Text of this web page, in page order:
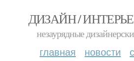
ДИЗАЙН /
незаурядные
главная новости